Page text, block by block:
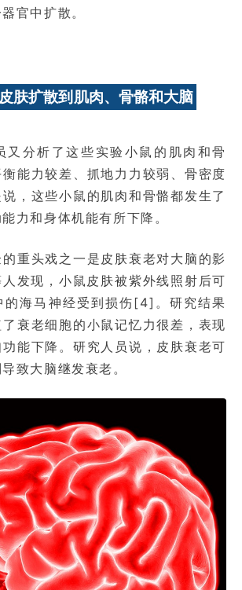
官中扩散。
肤扩散到肌肉、骨骼和大脑
又分析了这些实验小鼠的肌肉和骨
能力较差、抓地力力较弱、骨密度
，这些小鼠的肌肉和骨骼都发生了
力和身体机能有所下降。
重头戏之一是皮肤衰老对大脑的影
发现，小鼠皮肤被紫外线照射后可
的海马神经受到损伤[4]。研究结果
衰老细胞的小鼠记忆力很差，表现
能下降。研究人员说，皮肤衰老可
致大脑继发衰老。